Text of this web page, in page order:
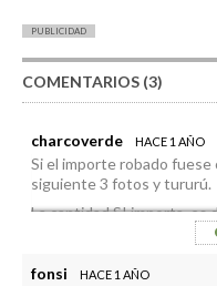
PUBLICIDAD
COMENTARIOS (3)
charcoverde HACE 1 AÑO
Si el importe robado fuese
siguiente 3 fotos y tururú.
La cantidad SI importa, es
pero el disgusto no te lo
fonsi HACE 1 AÑO